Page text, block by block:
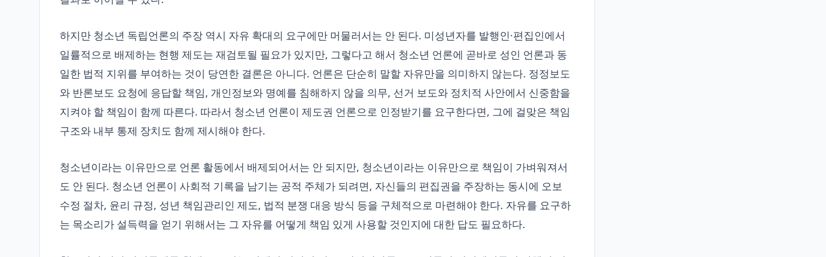
하지만 청소년 독립언론의 주장 역시 자유 확대의 요구에만 머물러서는 안 된다. 미성년자를 발행인·편집인에서
일률적으로 배제하는 현행 제도는 재검토될 필요가 있지만, 그렇다고 해서 청소년 언론에 곧바로 성인 언론과 동
일한 법적 지위를 부여하는 것이 당연한 결론은 아니다. 언론은 단순히 말할 자유만을 의미하지 않는다. 정정보도
와 반론보도 요청에 응답할 책임, 개인정보와 명예를 침해하지 않을 의무, 선거 보도와 정치적 사안에서 신중함을
지켜야 할 책임이 함께 따른다. 따라서 청소년 언론이 제도권 언론으로 인정받기를 요구한다면, 그에 걸맞은 책임
구조와 내부 통제 장치도 함께 제시해야 한다.
청소년이라는 이유만으로 언론 활동에서 배제되어서는 안 되지만, 청소년이라는 이유만으로 책임이 가벼워져서
도 안 된다. 청소년 언론이 사회적 기록을 남기는 공적 주체가 되려면, 자신들의 편집권을 주장하는 동시에 오보
수정 절차, 윤리 규정, 성년 책임관리인 제도, 법적 분쟁 대응 방식 등을 구체적으로 마련해야 한다. 자유를 요구하
는 목소리가 설득력을 얻기 위해서는 그 자유를 어떻게 책임 있게 사용할 것인지에 대한 답도 필요하다.